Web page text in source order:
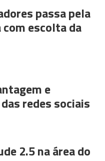
passa pela
escolta da
e
redes sociais
2.5 na área do